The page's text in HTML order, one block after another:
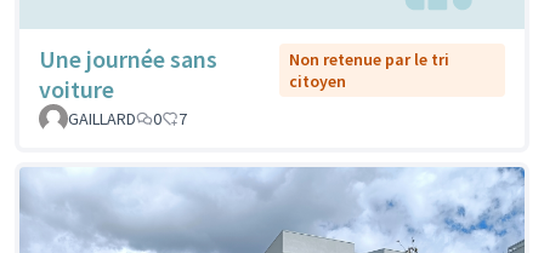
Une journée sans
voiture
Non retenue par le tri
citoyen
GAILLARD
0 7